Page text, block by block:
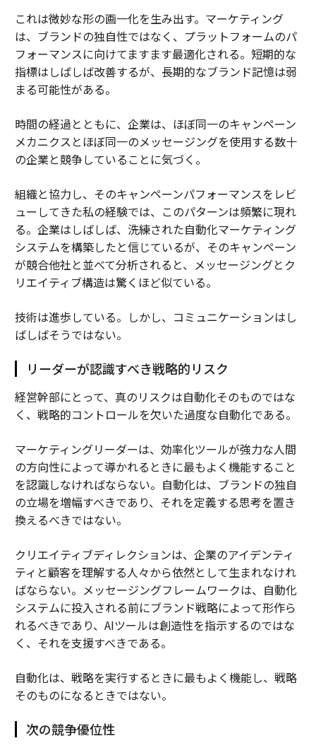
これは微妙な形の画一化を生み出す。マーケティング
は、ブランドの独自性ではなく、プラットフォームのパ
フォーマンスに向けてますます最適化される。短期的な
指標はしばしば改善するが、長期的なブランド記憶は弱
まる可能性がある。
時間の経過とともに、企業は、ほぼ同一のキャンペーン
メカニクスとほぼ同一のメッセージングを使用する数十
の企業と競争していることに気づく。
組織と協力し、そのキャンペーンパフォーマンスをレビ
ューしてきた私の経験では、このパターンは頻繁に現れ
る。企業はしばしば、洗練された自動化マーケティング
システムを構築したと信じているが、そのキャンペーン
が競合他社と並べて分析されると、メッセージングとク
リエイティブ構造は驚くほど似ている。
技術は進歩している。しかし、コミュニケーションはし
ばしばそうではない。
リーダーが認識すべき戦略的リスク
経営幹部にとって、真のリスクは自動化そのものではな
く、戦略的コントロールを欠いた過度な自動化である。
マーケティングリーダーは、効率化ツールが強力な人間
の方向性によって導かれるときに最もよく機能すること
を認識しなければならない。自動化は、ブランドの独自
の立場を増幅すべきであり、それを定義する思考を置き
換えるべきではない。
クリエイティブディレクションは、企業のアイデンティ
ティと顧客を理解する人々から依然として生まれなけれ
ばならない。メッセージングフレームワークは、自動化
システムに投入される前にブランド戦略によって形作ら
れるべきであり、AIツールは創造性を指示するのではな
く、それを支援すべきである。
自動化は、戦略を実行するときに最もよく機能し、戦略
そのものになるときではない。
次の競争優位性